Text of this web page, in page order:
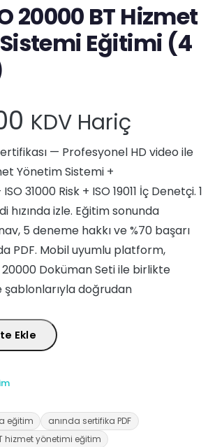
20000 BT Hizmet
Eğitimi (4
KDV Hariç
— Profesyonel HD video ile
Yönetim Sistemi +
31000 Risk + ISO 19011 İç Denetçi. 1
hızında izle. Eğitim sonunda
5 deneme hakkı ve %70 başarı
PDF. Mobil uyumlu platform,
20000 Doküman Seti ile birlikte
şablonlarıyla doğrudan
Ekle
eğitim
anında sertifika PDF
hizmet yönetimi eğitim